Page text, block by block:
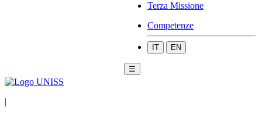
Terza Missione
Competenze
IT EN
☰
|